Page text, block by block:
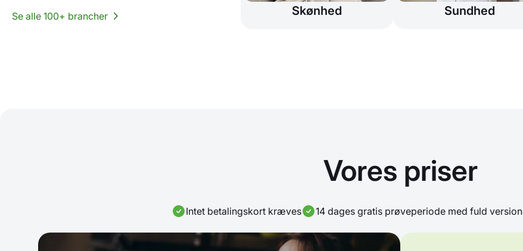
Se alle 100+ brancher Skønhed Sundhed
Vores priser
Intet betalingskort kræves 14 dages gratis prøveperiode med fuld version